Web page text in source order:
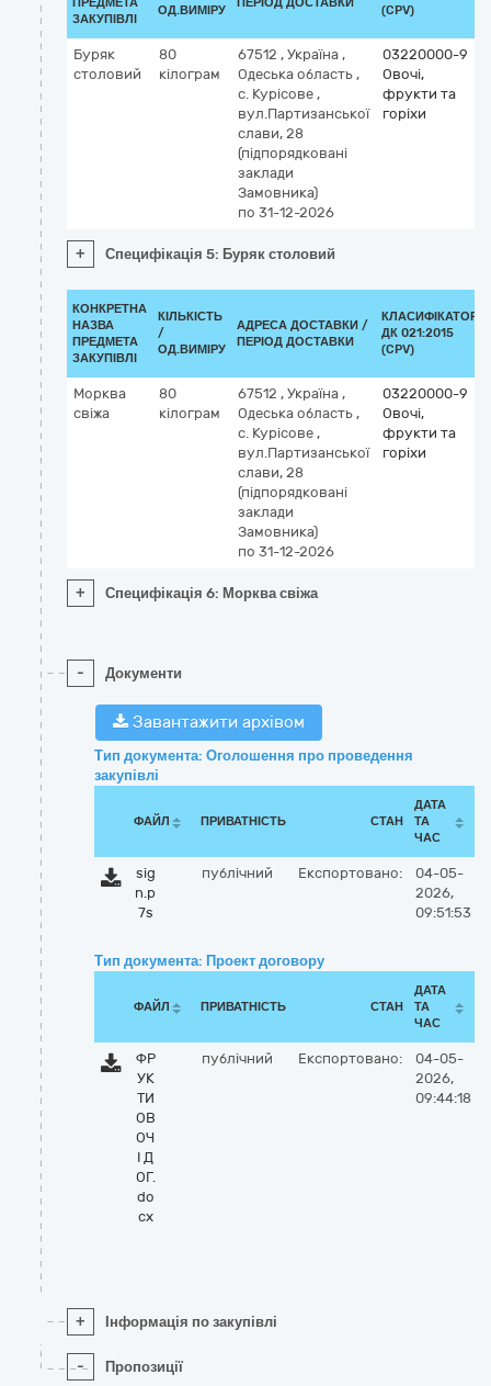
ЗАКУПІВЛІ
ОД.ВИМІРУ
(CPV)
Буряк
столовий
80
кілограм
67512 , Україна ,
Одеська область ,
с. Курісове ,
вул.Партизанської
слави, 28
(підпорядковані
заклади
Замовника)
по 31-12-2026
03220000-9
Овочі,
фрукти та
горіхи
+ Специфікація 5: Буряк столовий
КОНКРЕТНА
НАЗВА
ПРЕДМЕТА
ЗАКУПІВЛІ
КІЛЬКІСТЬ
/
ОД.ВИМІРУ
АДРЕСА ДОСТАВКИ /
ПЕРІОД ДОСТАВКИ
КЛАСИФІКАТОР
ДК 021:2015
(CPV)
Морква
свіжа
80
кілограм
67512 , Україна ,
Одеська область ,
с. Курісове ,
вул.Партизанської
слави, 28
(підпорядковані
заклади
Замовника)
по 31-12-2026
03220000-9
Овочі,
фрукти та
горіхи
+ Специфікація 6: Морква свіжа
- Документи
Завантажити архівом
Тип документа: Оголошення про проведення
закупівлі
ФАЙЛ ПРИВАТНІСТЬ СТАН
ДАТА
ТА
ЧАС
sig
n.p
7s
публічний Експортовано:
04-05-
2026,
09:51:53
Тип документа: Проект договору
ФАЙЛ ПРИВАТНІСТЬ СТАН
ДАТА
ТА
ЧАС
ФР
УК
ТИ
ОВ
ОЧ
І Д
ОГ.
do
cx
публічний Експортовано:
04-05-
2026,
09:44:18
+ Інформація по закупівлі
- Пропозиції